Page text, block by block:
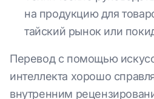
на продукцию для
тайский рынок или
Перевод с помощью
интеллекта хорошо
внутренним